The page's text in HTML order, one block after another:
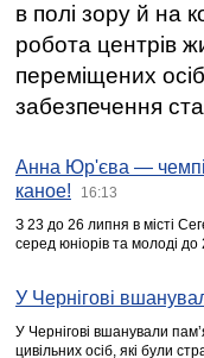
в полі зору й на
робота центрів
переміщених
забезпечення
Анна Юр'єва —
каное!
16:13
З 23 до 26 липня в місті
серед юніорів та молоді
У Чернігові
У Чернігові вшанували
цивільних осіб, які були